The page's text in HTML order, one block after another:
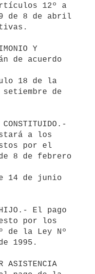
12º a
de 8 de abril
de acuerdo
18 de la
setiembre de
a los
por el
8 de febrero
14 de junio
por los
de la Ley Nº
1995.